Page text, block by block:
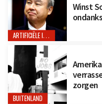
ARTIFICIËLE INTELLIGENTIE
Winst
BUITENLAND
zorgen